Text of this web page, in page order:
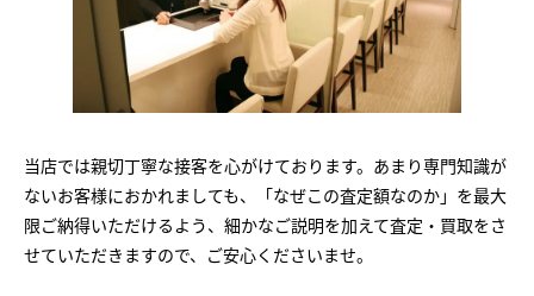
当店では親切丁寧な接客を心がけております。あまり専門知識が
ないお客様におかれましても、「なぜこの査定額なのか」を最大
限ご納得いただけるよう、細かなご説明を加えて査定・買取をさ
せていただきますので、ご安心くださいませ。